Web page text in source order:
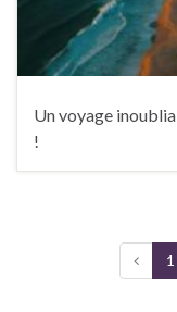
Un voyage
!
1